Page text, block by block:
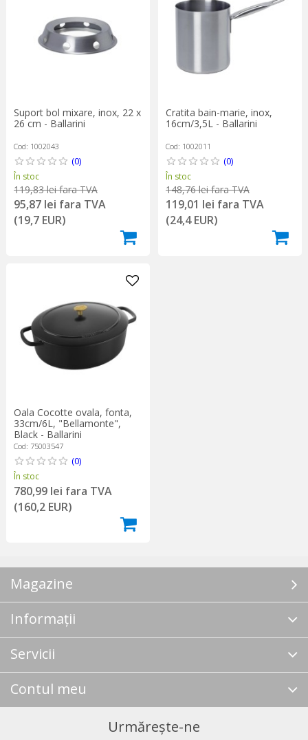
Suport bol mixare, inox, 22 x
26 cm - Ballarini
Cod: 1002043
(0)
În stoc
119,83 lei fara TVA
95,87 lei fara TVA
(19,7 EUR)
Cratita bain-marie, inox,
16cm/3,5L - Ballarini
Cod: 1002011
(0)
În stoc
148,76 lei fara TVA
119,01 lei fara TVA
(24,4 EUR)
Oala Cocotte ovala, fonta,
33cm/6L, "Bellamonte",
Black - Ballarini
Cod: 75003547
(0)
În stoc
780,99 lei fara TVA
(160,2 EUR)
Magazine
Informații
Servicii
Contul meu
Urmărește-ne